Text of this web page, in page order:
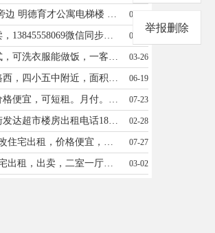
新五中 原老一中旁边 明德育才公寓电梯楼 年租可月租.适合陪读或单身办公，包取暖物业费15245110626非诚勿扰 07-11
各种房源出租出卖，13845558069微信同步咨询 07-10
望奎精装修家庭式，可洗衣服能做饭，一客一换，密码锁无接触，可钟点日租月租☎️18745578835 03-26
位于大医院南三路西，四小五中附近，面积42平米，，年租便宜，月租也可，两月起，电话微信：15765275687上门收二手台式电脑，笔记本电脑，废旧手机等电话15765275687 06-19
商住两用一楼，价格便宜，可短租。月付。微电18804556356 07-23
益民二期大四道街发达超市楼房出租电话18245535701 02-28
华腾园2号楼车库改住宅出租，价格便宜，紧邻四小学和五中，年租.联系电话15665058519 07-27
三百印刷厂5楼住宅出租，出卖，二室一厅，拎包入住，临近六中一小，地段繁华。联系电话13763725822 03-02
举报删除